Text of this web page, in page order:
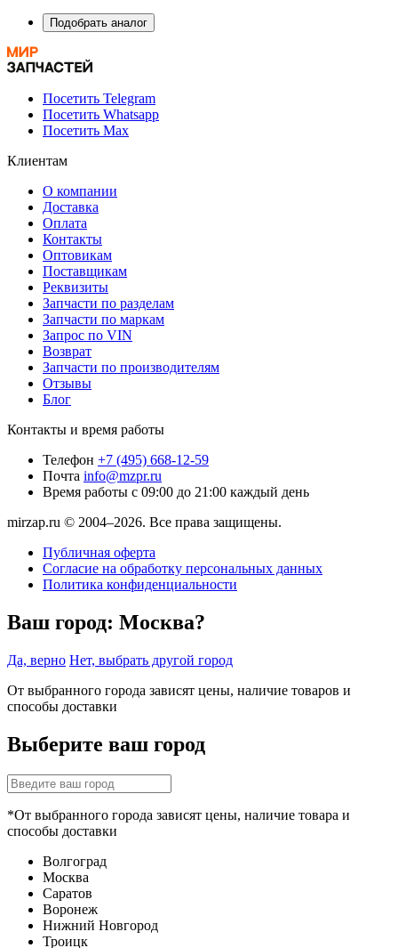
Подобрать аналог
Посетить Telegram
Посетить Whatsapp
Посетить Max
Клиентам
О компании
Доставка
Оплата
Контакты
Оптовикам
Поставщикам
Реквизиты
Запчасти по разделам
Запчасти по маркам
Запрос по VIN
Возврат
Запчасти по производителям
Отзывы
Блог
Контакты и время работы
Телефон +7 (495) 668-12-59
Почта info@mzpr.ru
Время работы с 09:00 до 21:00 каждый день
mirzap.ru © 2004–2026. Все права защищены.
Публичная оферта
Согласие на обработку персональных данных
Политика конфиденциальности
Ваш город: Москва?
Да, верно Нет, выбрать другой город
От выбранного города зависят цены, наличие товаров и
способы доставки
Выберите ваш город
*От выбранного города зависят цены, наличие товара и
способы доставки
Волгоград
Москва
Саратов
Воронеж
Нижний Новгород
Троицк